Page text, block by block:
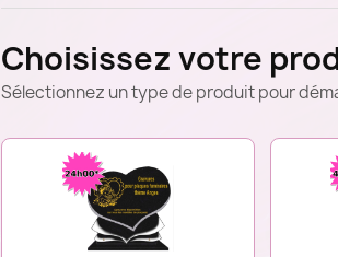
Choisissez votre
Sélectionnez un type de produit pour